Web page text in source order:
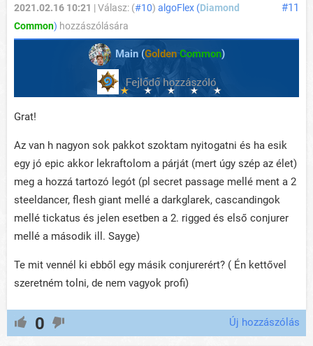
#11
2021.02.16 10:21 | Válasz: (#10) algoFlex (Diamond
Common) hozzászólására
Main (Golden Common)
Grat!
Az van h nagyon sok pakkot szoktam nyitogatni és ha esik
egy jó epic akkor lekraftolom a párját (mert úgy szép az élet)
meg a hozzá tartozó legót (pl secret passage mellé ment a 2
steeldancer, flesh giant mellé a darkglarek, cascandingok
mellé tickatus és jelen esetben a 2. rigged és első conjurer
mellé a második ill. Sayge)
Te mit vennél ki ebből egy másik conjurerért? ( Én kettővel
szeretném tolni, de nem vagyok profi)
0 Új hozzászólás